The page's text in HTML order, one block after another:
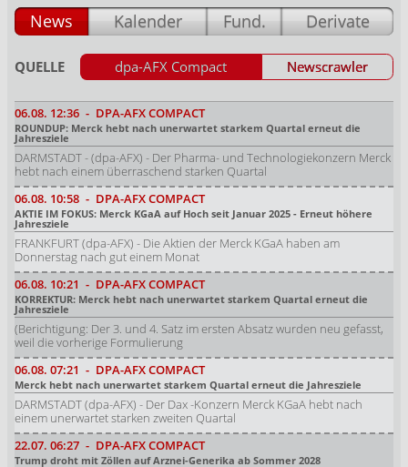
News Kalender Fund. Derivate
QUELLE dpa-AFX Compact Newscrawler
06.08. 12:36 - DPA-AFX COMPACT
ROUNDUP: Merck hebt nach unerwartet starkem Quartal erneut die
Jahresziele
DARMSTADT - (dpa-AFX) - Der Pharma- und Technologiekonzern Merck
hebt nach einem überraschend starken Quartal
06.08. 10:58 - DPA-AFX COMPACT
AKTIE IM FOKUS: Merck KGaA auf Hoch seit Januar 2025 - Erneut höhere
Jahresziele
FRANKFURT (dpa-AFX) - Die Aktien der Merck KGaA haben am
Donnerstag nach gut einem Monat
06.08. 10:21 - DPA-AFX COMPACT
KORREKTUR: Merck hebt nach unerwartet starkem Quartal erneut die
Jahresziele
(Berichtigung: Der 3. und 4. Satz im ersten Absatz wurden neu gefasst,
weil die vorherige Formulierung
06.08. 07:21 - DPA-AFX COMPACT
Merck hebt nach unerwartet starkem Quartal erneut die Jahresziele
DARMSTADT (dpa-AFX) - Der Dax -Konzern Merck KGaA hebt nach
einem unerwartet starken zweiten Quartal
22.07. 06:27 - DPA-AFX COMPACT
Trump droht mit Zöllen auf Arznei-Generika ab Sommer 2028